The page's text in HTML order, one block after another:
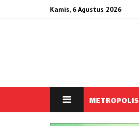
Kamis, 6 Agustus 2026
METROPOLIS